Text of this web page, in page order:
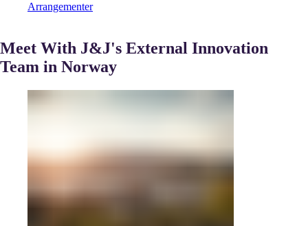
Arrangementer
Meet With J&J's External Innovation
Team in Norway